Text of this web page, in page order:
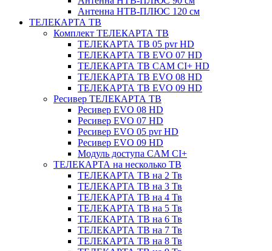
Антенна НТВ-ПЛЮС 120 см
ТЕЛЕКАРТА ТВ
Комплект ТЕЛЕКАРТА ТВ
ТЕЛЕКАРТА ТВ 05 pvr HD
ТЕЛЕКАРТА ТВ EVO 07 HD
ТЕЛЕКАРТА ТВ CAM CI+ HD
ТЕЛЕКАРТА ТВ EVO 08 HD
ТЕЛЕКАРТА ТВ EVO 09 HD
Ресивер ТЕЛЕКАРТА ТВ
Ресивер EVO 08 HD
Ресивер EVO 07 HD
Ресивер EVO 05 pvr HD
Ресивер EVO 09 HD
Модуль доступа CAM CI+
ТЕЛЕКАРТА на несколько ТВ
ТЕЛЕКАРТА ТВ на 2 Тв
ТЕЛЕКАРТА ТВ на 3 Тв
ТЕЛЕКАРТА ТВ на 4 Тв
ТЕЛЕКАРТА ТВ на 5 Тв
ТЕЛЕКАРТА ТВ на 6 Тв
ТЕЛЕКАРТА ТВ на 7 Тв
ТЕЛЕКАРТА ТВ на 8 Тв